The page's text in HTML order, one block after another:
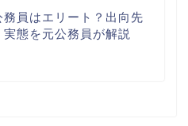
務員はエリート？出向先
態を元公務員が解説